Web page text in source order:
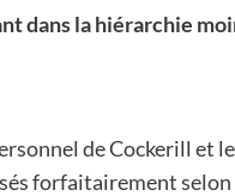
dans la hiérarchie
de Cockerill et
forfaitairement selon